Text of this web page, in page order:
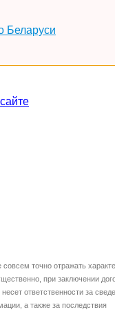
Беларуси
точно отражать
при заключении
несет ответственности за
а также за последствия